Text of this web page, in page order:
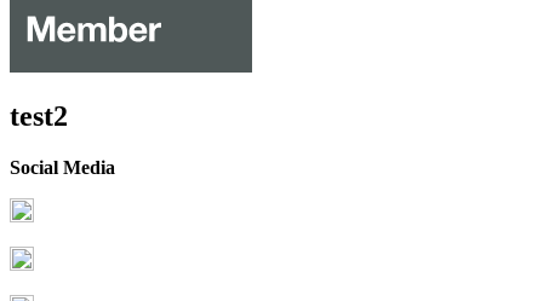
test2
Social Media